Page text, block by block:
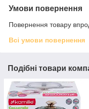
Умови повернення
Повернення товару
Всі умови повернення
Подібні товари